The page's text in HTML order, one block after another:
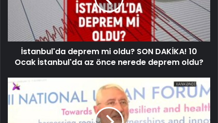
İstanbul'da deprem mi oldu? SON DAKİKA! 10
Ocak İstanbul'da az önce nerede deprem oldu?